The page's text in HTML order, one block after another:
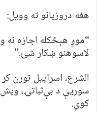
هغه دروزیانو ته وویل:
“موږ هېڅکله اجازه
لاسوهنو ښکار شئ.”
الشرع، اسراییل تورن
سوریې د بې‌ثباتۍ،
کوي.